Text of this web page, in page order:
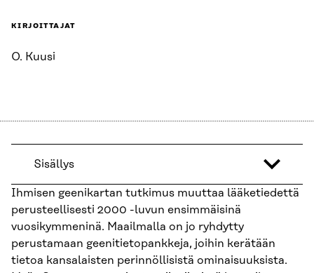
KIRJOITTAJAT
O. Kuusi
Sisällys
Ihmisen geenikartan tutkimus muuttaa lääketiedettä
perusteellisesti 2000 -luvun ensimmäisinä
vuosikymmeninä. Maailmalla on jo ryhdytty
perustamaan geenitietopankkeja, joihin kerätään
tietoa kansalaisten perinnöllisistä ominaisuuksista.